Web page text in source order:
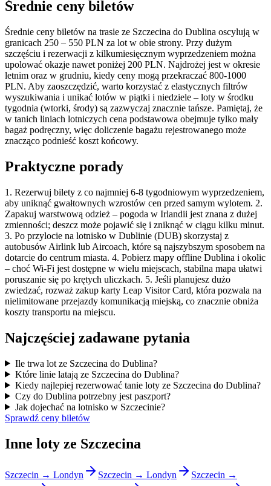
Średnie ceny biletów
Średnie ceny biletów na trasie ze Szczecina do Dublina oscylują w
granicach 250 – 550 PLN za lot w obie strony. Przy dużym
szczęściu i rezerwacji z kilkumiesięcznym wyprzedzeniem można
upolować okazje nawet poniżej 200 PLN. Najdrożej jest w okresie
letnim oraz w grudniu, kiedy ceny mogą przekraczać 800-1000
PLN. Aby zaoszczędzić, warto korzystać z elastycznych filtrów
wyszukiwania i unikać lotów w piątki i niedziele – loty w środku
tygodnia (wtorki, środy) są zazwyczaj znacznie tańsze. Pamiętaj, że
w tanich liniach lotniczych cena podstawowa obejmuje tylko mały
bagaż podręczny, więc doliczenie bagażu rejestrowanego może
znacząco podnieść koszt końcowy.
Praktyczne porady
1. Rezerwuj bilety z co najmniej 6-8 tygodniowym wyprzedzeniem,
aby uniknąć gwałtownych wzrostów cen przed samym wylotem. 2.
Zapakuj warstwową odzież – pogoda w Irlandii jest znana z dużej
zmienności; deszcz może pojawić się i zniknąć w ciągu kilku minut.
3. Po przylocie na lotnisko w Dublinie (DUB) skorzystaj z
autobusów Airlink lub Aircoach, które są najszybszym sposobem na
dotarcie do centrum miasta. 4. Pobierz mapy offline Dublina i okolic
– choć Wi-Fi jest dostępne w wielu miejscach, stabilna mapa ułatwi
poruszanie się po krętych uliczkach. 5. Jeśli planujesz dużo
zwiedzać, rozważ zakup karty Leap Visitor Card, która pozwala na
nielimitowane przejazdy komunikacją miejską, co znacznie obniża
koszty transportu na miejscu.
Najczęściej zadawane pytania
Ile trwa lot ze Szczecina do Dublina?
Które linie latają ze Szczecina do Dublina?
Kiedy najlepiej rezerwować tanie loty ze Szczecina do Dublina?
Czy do Dublina potrzebny jest paszport?
Jak dojechać na lotnisko w Szczecinie?
Sprawdź ceny biletów
Inne loty ze Szczecina
Szczecin → Londyn Szczecin → Londyn
Szczecin →